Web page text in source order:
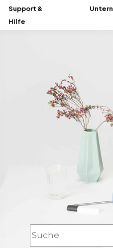
Support &
Hilfe